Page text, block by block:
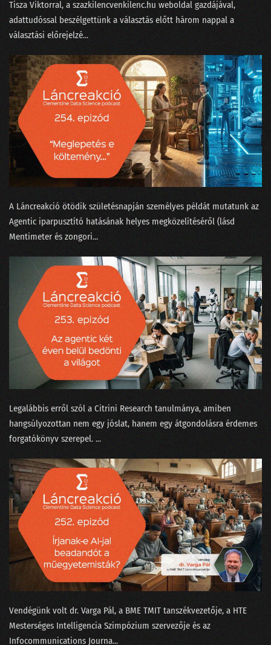
126 - Béla beindul az OSINT-ra!
124 - Munkahelyi románcot fogott a csalásdetektor
123 - Döntéshozó drónok és legyőzött vadászpilóták
122 - Kézműves hamburgert minden zenerajongónak?
121 - Történetek Adatországból
120 - Most akkor a Facebook tényleg nem is veszélyes a társadalomra?
118 - Krézi hírek, avagy rácsodálkozunk a világra
116 - Elveszi-e az AutoML a munkánkat?
115 - Kit nevezhetünk MI szakértőnek?
114 - Nagy Nyári Salátaörvény
112 - Boldog szülinapot, Clementine!
110 - Ki kicsoda a Nagy ChatGPT-aggódásban?
108 - Sztochasztikus papagáj vagy Terminator?
107 - A magyar nagymester szemmel ismer fel madárhangokat
106 - Az IBM és a német-görög filozófusok focimeccse
105 - Nyelvcsapások és a digitális gyarmatosítás
104 - Tavaszi zuhanyhíradó
103 - A legújabb data science címkék kiakasztják a bullshit-métert
102 - Felszikrázott az AGI a GPT-4-ben
Tisza Viktorral⁠, a ⁠szazkilencvenkilenc.hu⁠ weboldal gazdájával,
adattudóssal beszélgettünk a választás előtt három nappal a
választási előrejelzé...
A Láncreakció ötödik születésnapján személyes példát mutatunk az
Agentic iparpusztító hatásának helyes megközelítéséről (lásd
Mentimeter és zongori...
Legalábbis erről szól a Citrini Research ⁠tanulmánya, amiben
hangsúlyozottan nem egy jóslat, hanem egy átgondolásra érdemes
forgatókönyv szerepel. ...
Vendégünk volt ⁠dr. Varga Pál⁠, a BME TMIT tanszékvezetője, a ⁠HTE
Mesterséges Intelligencia Szimpózium⁠ szervezője és az
Infocommunications Journa...